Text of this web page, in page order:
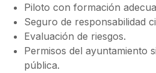
Piloto con formación
Seguro de responsabilidad
Evaluación de riesgos.
Permisos del ayuntamiento
pública.